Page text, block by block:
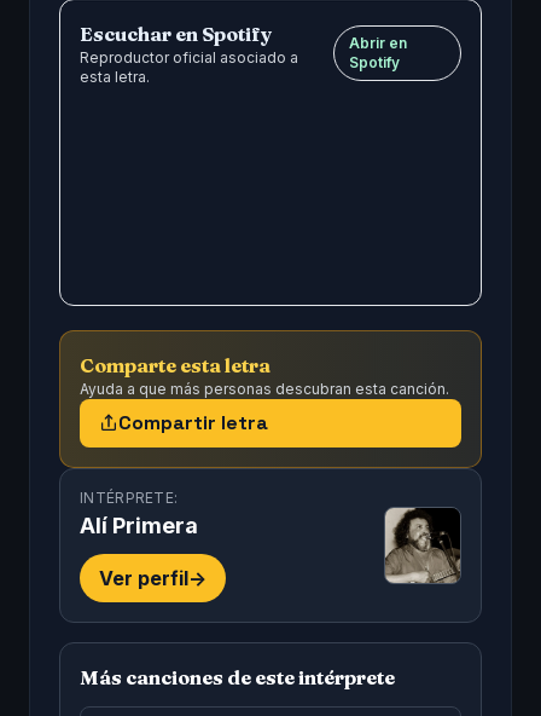
Escuchar en Spotify
Reproductor oficial asociado a
esta letra.
Abrir en
Spotify
Comparte esta letra
Ayuda a que más personas descubran esta canción.
Compartir letra
INTÉRPRETE:
Alí Primera
Ver perfil->
Más canciones de este intérprete